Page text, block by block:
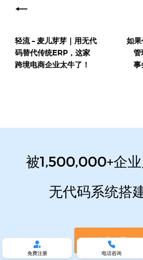
章
导
航轻流 – 麦儿芽芽｜用无代
码替代传统ERP，这家
跨境电商企业太牛了！
如
管
事
被1,500,000+企
无代码系统搭
免费使用

免费注册

电话咨询